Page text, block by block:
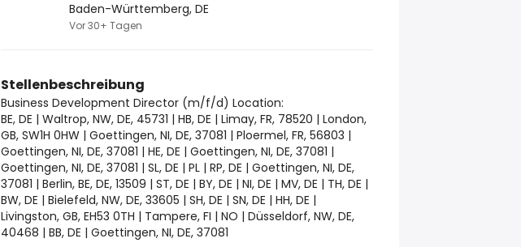
Baden-Württemberg, DE
Vor 30+ Tagen
Stellenbeschreibung
Business Development Director (m/f/d) Location:
BE, DE | Waltrop, NW, DE, 45731 | HB, DE | Limay, FR, 78520 | London,
GB, SW1H 0HW | Goettingen, NI, DE, 37081 | Ploermel, FR, 56803 |
Goettingen, NI, DE, 37081 | HE, DE | Goettingen, NI, DE, 37081 |
Goettingen, NI, DE, 37081 | SL, DE | PL | RP, DE | Goettingen, NI, DE,
37081 | Berlin, BE, DE, 13509 | ST, DE | BY, DE | NI, DE | MV, DE | TH, DE |
BW, DE | Bielefeld, NW, DE, 33605 | SH, DE | SN, DE | HH, DE |
Livingston, GB, EH53 0TH | Tampere, FI | NO | Düsseldorf, NW, DE,
40468 | BB, DE | Goettingen, NI, DE, 37081